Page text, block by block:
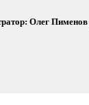
Олег Пименов